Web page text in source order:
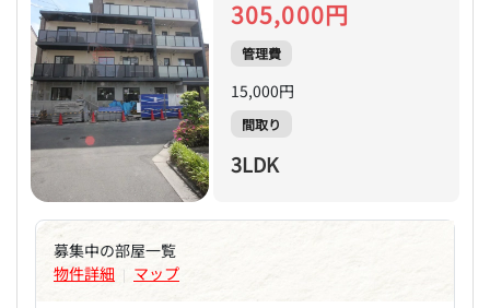
305,000円
管理費
15,000円
間取り
3LDK
募集中の部屋一覧
物件詳細 | マップ